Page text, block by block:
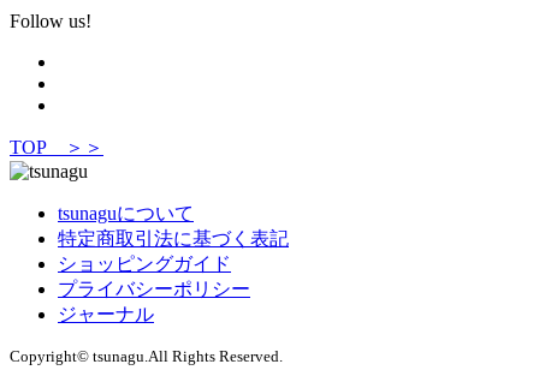
Follow us!
TOP ＞＞
tsunaguについて
特定商取引法に基づく表記
ショッピングガイド
プライバシーポリシー
ジャーナル
Copyright© tsunagu.All Rights Reserved.